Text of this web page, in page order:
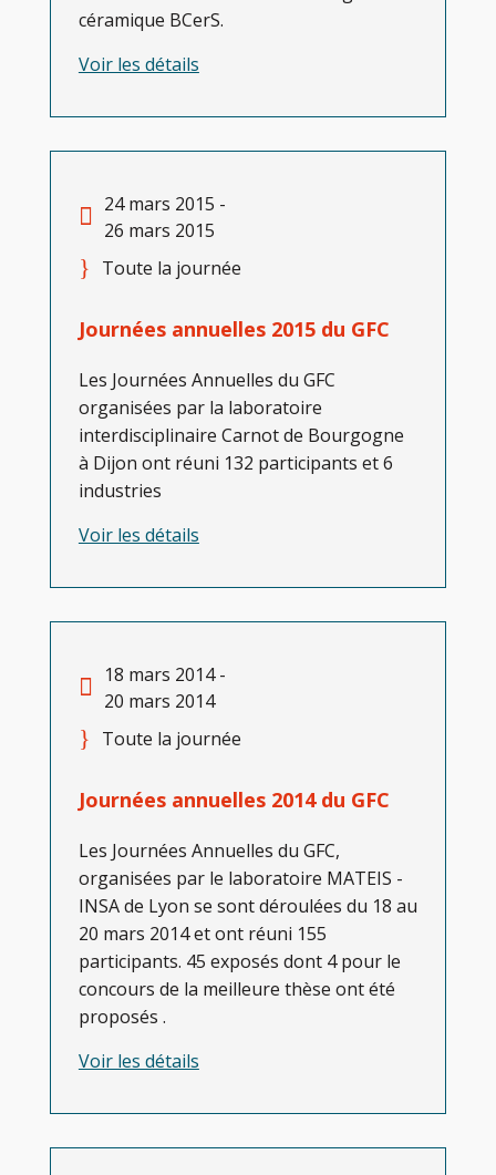
céramique BCerS.
Voir les détails
24 mars 2015 -
26 mars 2015
Toute la journée
Journées annuelles 2015 du GFC
Les Journées Annuelles du GFC
organisées par la laboratoire
interdisciplinaire Carnot de Bourgogne
à Dijon ont réuni 132 participants et 6
industries
Voir les détails
18 mars 2014 -
20 mars 2014
Toute la journée
Journées annuelles 2014 du GFC
Les Journées Annuelles du GFC,
organisées par le laboratoire MATEIS -
INSA de Lyon se sont déroulées du 18 au
20 mars 2014 et ont réuni 155
participants. 45 exposés dont 4 pour le
concours de la meilleure thèse ont été
proposés .
Voir les détails